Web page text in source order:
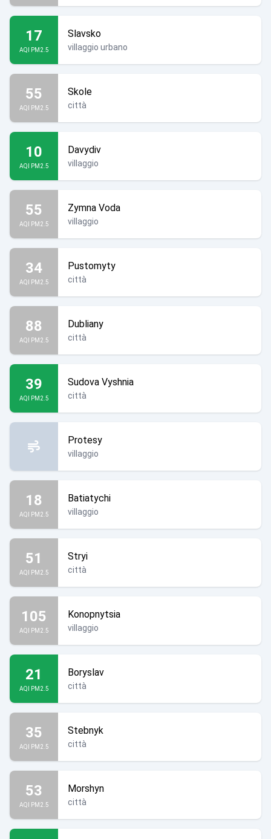
17
AQI PM2.5
Slavsko
villaggio urbano
55
AQI PM2.5
Skole
città
10
AQI PM2.5
Davydiv
villaggio
55
AQI PM2.5
Zymna Voda
villaggio
34
AQI PM2.5
Pustomyty
città
88
AQI PM2.5
Dubliany
città
39
AQI PM2.5
Sudova Vyshnia
città
Protesy
villaggio
18
AQI PM2.5
Batiatychi
villaggio
51
AQI PM2.5
Stryi
città
105
AQI PM2.5
Konopnytsia
villaggio
21
AQI PM2.5
Boryslav
città
35
AQI PM2.5
Stebnyk
città
53
AQI PM2.5
Morshyn
città